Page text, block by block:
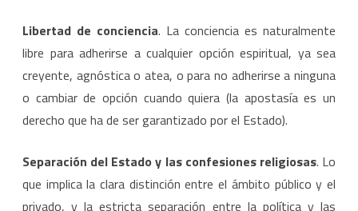
Libertad de conciencia. La conciencia es naturalmente
libre para adherirse a cualquier opción espiritual, ya sea
creyente, agnóstica o atea, o para no adherirse a ninguna
o cambiar de opción cuando quiera (la apostasía es un
derecho que ha de ser garantizado por el Estado).
Separación del Estado y las confesiones religiosas. Lo
que implica la clara distinción entre el ámbito público y el
privado, y la estricta separación entre la política y las